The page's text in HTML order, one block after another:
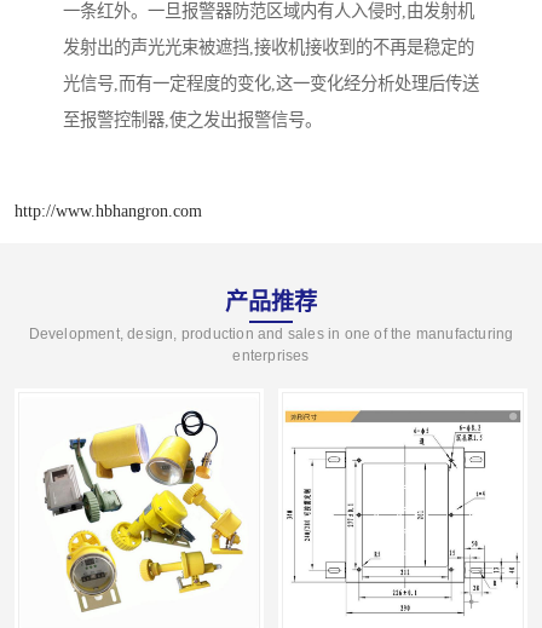
一条红外。一旦报警器防范区域内有人入侵时,由发射机
发射出的声光光束被遮挡,接收机接收到的不再是稳定的
光信号,而有一定程度的变化,这一变化经分析处理后传送
至报警控制器,使之发出报警信号。
http://www.hbhangron.com
产品推荐
Development, design, production and sales in one of the manufacturing
enterprises